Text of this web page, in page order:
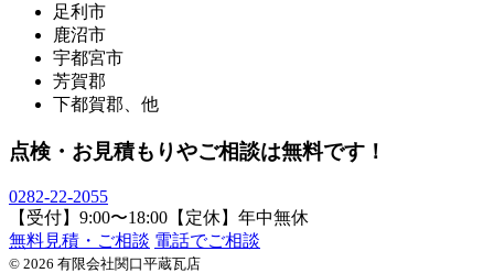
足利市
鹿沼市
宇都宮市
芳賀郡
下都賀郡、他
点検・お見積もりやご相談は無料です！
0282-22-2055
【受付】9:00〜18:00【定休】年中無休
無料見積・ご相談 電話でご相談
© 2026 有限会社関口平蔵瓦店